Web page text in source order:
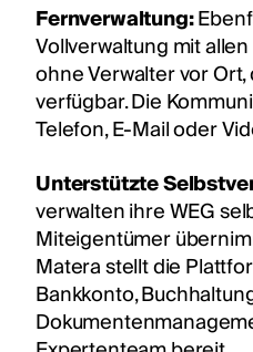
Fernverwaltung:
Vollverwaltung mit
ohne Verwalter vor
verfügbar. Die
Telefon, E-Mail oder
Unterstützte
verwalten ihre WEG
Miteigentümer
Matera stellt die
Bankkonto,